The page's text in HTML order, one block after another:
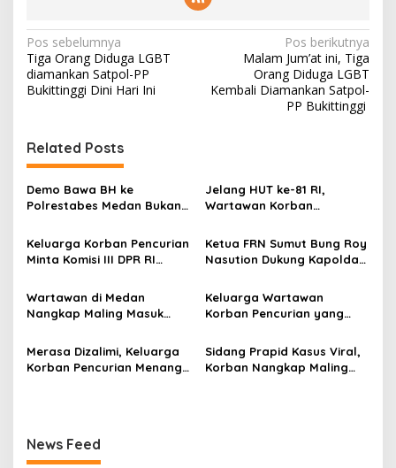
N
a
v
g
a
s
i
p
o
s
Pos sebelumnya
Tiga Orang Diduga LGBT
diamankan Satpol-PP
Bukittinggi Dini Hari Ini
Pos berikutnya
Malam Jum’at ini, Tiga
Orang Diduga LGBT
Kembali Diamankan Satpol-
PP Bukittinggi
Related Posts
Demo Bawa BH ke
Polrestabes Medan Bukan
Pun, Melainkan Simbol Kritik
dan Rasa Kecewa
Medan
Jelang HUT ke-81 RI,
Wartawan Korban
Polisi Menangkap Pelaku
Jadi Tersangka Berharap
Perhatian Presiden
Keluarga Korban Pencurian
Minta Komisi III DPR RI
Laporan Dugaan Penipuan
Bermodus Surat
Perdamaian dan Dugaan
Pemerasan Rp250 Juta
Ketua FRN Sumut Bung Roy
Nasution Dukung Kapolda
Medan Tangkap Terlapor
Kasus Dugaan Penipuan
Wartawan di Medan
Nangkap Maling Masuk
Bersama Dua Anaknya
yang Masih Kecil Minta
Tolong Prabowo Subianto
Keluarga Wartawan
Korban Pencurian yang
Dibohongi Kapolrestabes
Medan, Kirim Surat ke
Presiden Prabowo, Komisi
Merasa Dizalimi, Keluarga
Korban Pencurian Menangis
Sidang Prapid Kasus Viral,
Korban Nangkap Maling
News Feed